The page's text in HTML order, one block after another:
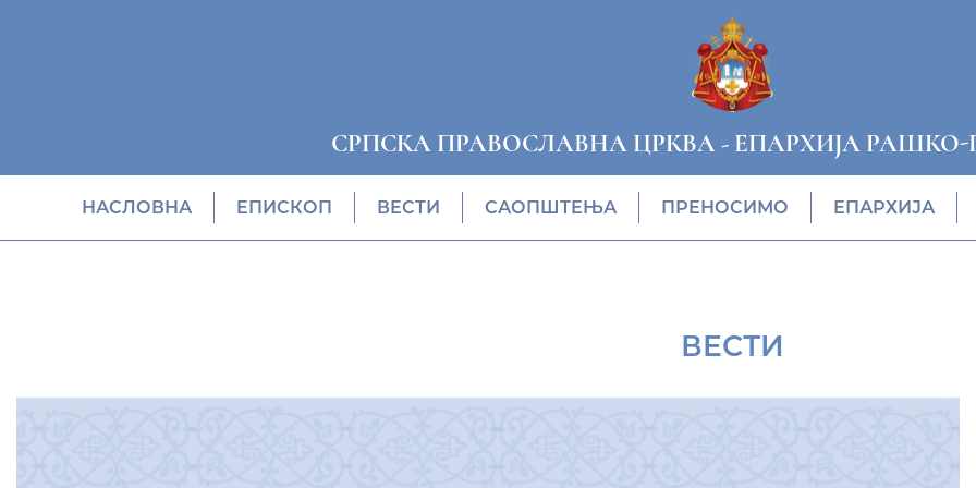
СРПСКА ПРАВОСЛАВНА ЦРКВА- ЕПАРХИЈА
НАСЛОВНА EПИСКОП ВЕСТИ САОПШТЕЊА ПРЕНОСИМО ЕПАРХИЈА
ВЕСТИ